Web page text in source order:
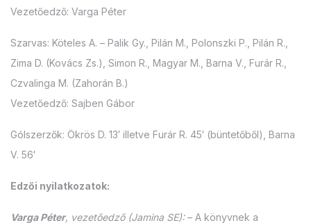
Vezetőedző: Varga Péter
Szarvas: Köteles A. – Palik Gy., Pilán M., Polonszki P., Pilán R.,
Zima D. (Kovács Zs.), Simon R., Magyar M., Barna V., Furár R.,
Czvalinga M. (Zahorán B.)
Vezetőedző: Sajben Gábor
Gólszerzők: Ökrös D. 13′ illetve Furár R. 45′ (büntetőből), Barna
V. 56′
Edzői nyilatkozatok:
Varga Péter, vezetőedző (Jamina SE):– A könyvnek a